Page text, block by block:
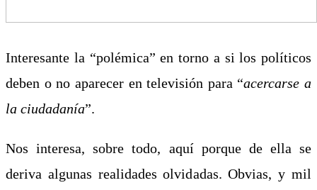
Interesante la “polémica” en torno a si los políticos
deben o no aparecer en televisión para “acercarse a
la ciudadanía”.
Nos interesa, sobre todo, aquí porque de ella se
deriva algunas realidades olvidadas. Obvias, y mil